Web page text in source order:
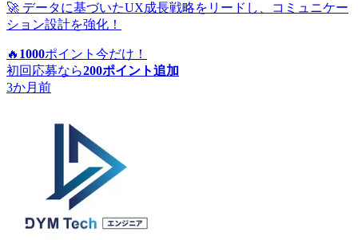
🚀 データに基づいたUX成長戦略をリードし、コミュニケー
ション設計を強化！
🔥 1000ポイント 今だけ！
初回応募なら200ポイント追加
3か月前